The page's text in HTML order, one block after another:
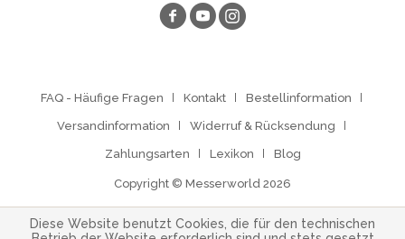
FAQ - Häufige Fragen Kontakt Bestellinformation
Versandinformation Widerruf & Rücksendung
Zahlungsarten Lexikon Blog
Copyright © Messerworld 2026
Diese Website benutzt Cookies, die für den technischen